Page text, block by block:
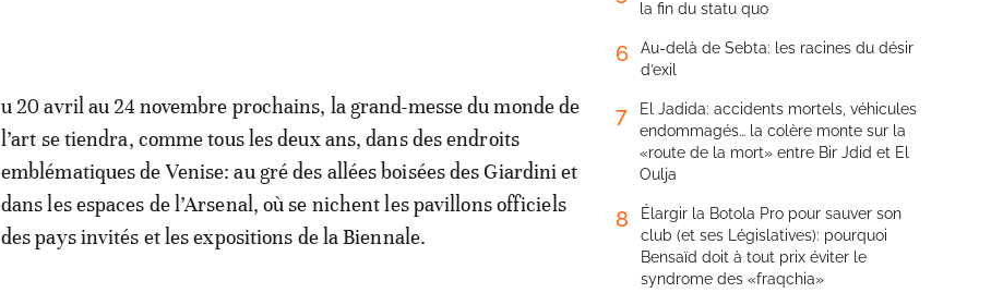
u 20 avril au 24 novembre prochains, la grand-messe du monde de
l’art se tiendra, comme tous les deux ans, dans des endroits
emblématiques de Venise: au gré des allées boisées des Giardini et
dans les espaces de l’Arsenal, où se nichent les pavillons officiels
des pays invités et les expositions de la Biennale.
la fin du statu quo
6
Au-delà de Sebta: les racines du désir
d’exil
7
El Jadida: accidents mortels, véhicules
endommagés… la colère monte sur la
«route de la mort» entre Bir Jdid et El
Oulja
8
Élargir la Botola Pro pour sauver son
club (et ses Législatives): pourquoi
Bensaïd doit à tout prix éviter le
syndrome des «fraqchia»